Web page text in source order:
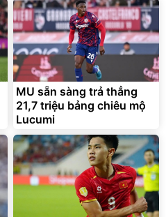
MU sẵn sàng trả thẳng
21,7 triệu bảng chiêu mộ
Lucumi